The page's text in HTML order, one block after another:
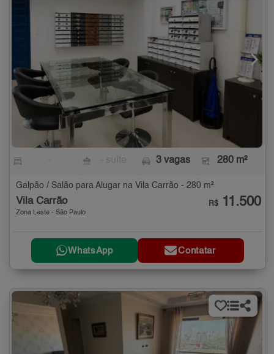
3 vagas 280 m²
Galpão / Salão para Alugar na Vila Carrão - 280 m²
Vila Carrão
Zona Leste - São Paulo
R$ 11.500
WhatsApp Contatar